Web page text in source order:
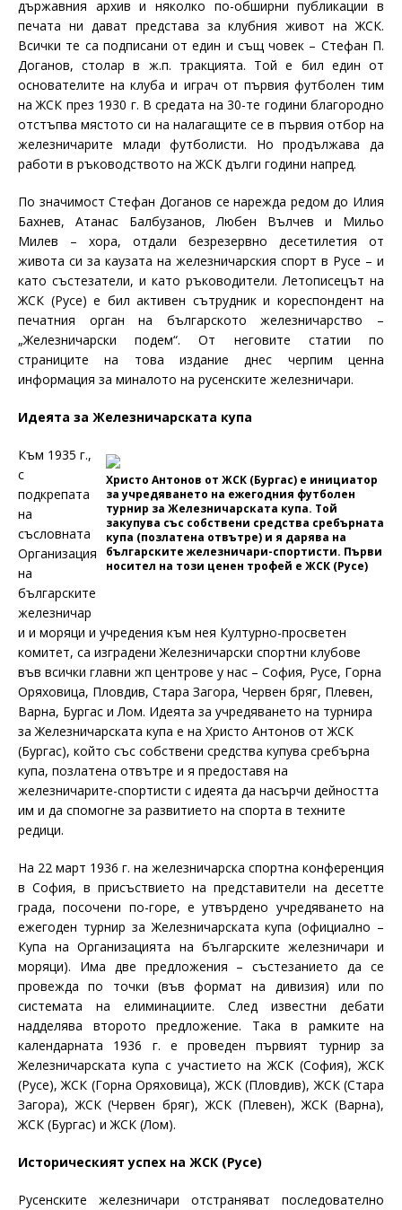
държавния архив и няколко по-обширни публикации в
печата ни дават представа за клубния живот на ЖСК.
Всички те са подписани от един и същ човек – Стефан П.
Доганов, столар в ж.п. тракцията. Той е бил един от
основателите на клуба и играч от първия футболен тим
на ЖСК през 1930 г. В средата на 30-те години благородно
отстъпва мястото си на налагащите се в първия отбор на
железничарите млади футболисти. Но продължава да
работи в ръководството на ЖСК дълги години напред.
По значимост Стефан Доганов се нарежда редом до Илия
Бахнев, Атанас Балбузанов, Любен Вълчев и Мильо
Милев – хора, отдали безрезервно десетилетия от
живота си за каузата на железничарския спорт в Русе – и
като състезатели, и като ръководители. Летописецът на
ЖСК (Русе) е бил активен сътрудник и кореспондент на
печатния орган на българското железничарство –
„Железничарски подем“. От неговите статии по
страниците на това издание днес черпим ценна
информация за миналото на русенските железничари.
Идеята за Железничарската купа
Христо Антонов от ЖСК (Бургас) е инициатор
за учредяването на ежегодния футболен
турнир за Железничарската купа. Той
закупува със собствени средства сребърната
купа (позлатена отвътре) и я дарява на
българските железничари-спортисти. Първи
носител на този ценен трофей е ЖСК (Русе)
Към 1935 г.,
с
подкрепата
на
съсловната
Организация
на
българските
железничар
и и моряци и учредения към нея Културно-просветен
комитет, са изградени Железничарски спортни клубове
във всички главни жп центрове у нас – София, Русе, Горна
Оряховица, Пловдив, Стара Загора, Червен бряг, Плевен,
Варна, Бургас и Лом. Идеята за учредяването на турнира
за Железничарската купа е на Христо Антонов от ЖСК
(Бургас), който със собствени средства купува сребърна
купа, позлатена отвътре и я предоставя на
железничарите-спортисти с идеята да насърчи дейността
им и да спомогне за развитието на спорта в техните
редици.
На 22 март 1936 г. на железничарска спортна конференция
в София, в присъствието на представители на десетте
града, посочени по-горе, е утвърдено учредяването на
ежегоден турнир за Железничарската купа (официално –
Купа на Организацията на българските железничари и
моряци). Има две предложения – състезанието да се
провежда по точки (във формат на дивизия) или по
системата на елиминациите. След известни дебати
надделява второто предложение. Така в рамките на
календарната 1936 г. е проведен първият турнир за
Железничарската купа с участието на ЖСК (София), ЖСК
(Русе), ЖСК (Горна Оряховица), ЖСК (Пловдив), ЖСК (Стара
Загора), ЖСК (Червен бряг), ЖСК (Плевен), ЖСК (Варна),
ЖСК (Бургас) и ЖСК (Лом).
Историческият успех на ЖСК (Русе)
Русенските железничари отстраняват последователно